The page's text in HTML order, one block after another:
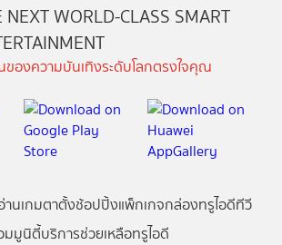
NEXT WORLD-CLASS SMART
องความบันเทิงระดับโลกตรงใจคุณ
านเกมตาตั้งช้อปปิ้งแพ็กเกจกล่องทรูไอดีทีวี
มมูนิตี้บริการช่วยเหลือทรูไอดี